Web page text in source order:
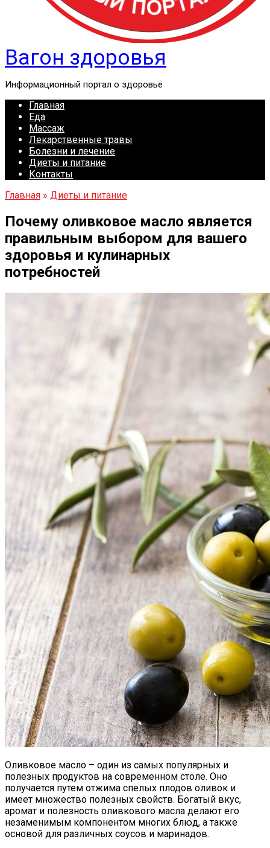
Вагон здоровья
Информационный портал о здоровье
Главная
Еда
Массаж
Лекарственные травы
Болезни и лечение
Диеты и питание
Контакты
Главная » Диеты и питание
Почему оливковое масло является
правильным выбором для вашего
здоровья и кулинарных
потребностей
Оливковое масло – один из самых популярных и
полезных продуктов на современном столе. Оно
получается путем отжима спелых плодов оливок и
имеет множество полезных свойств. Богатый вкус,
аромат и полезность оливкового масла делают его
незаменимым компонентом многих блюд, а также
основой для различных соусов и маринадов.